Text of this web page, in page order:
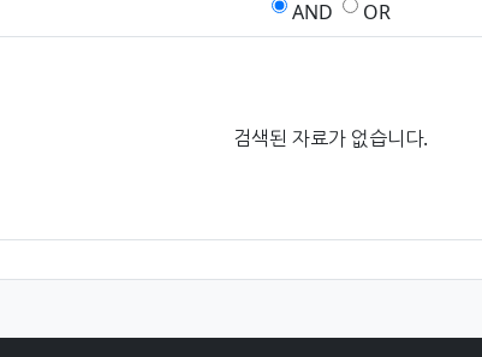
AND
OR
검색된 자료가 없습니다.